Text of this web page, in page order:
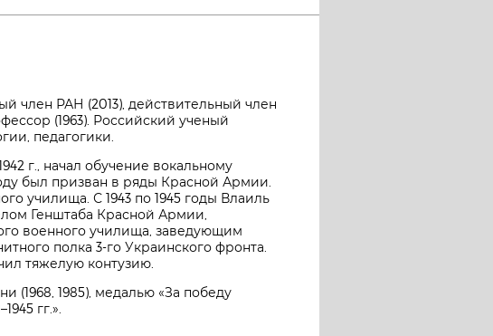
член РАН (2013), действительный член
(1963). Российский ученый
педагогики.
г., начал обучение вокальному
был призван в ряды Красной Армии.
училища. С 1943 по 1945 годы Влаиль
Генштаба Красной Армии,
военного училища, заведующим
полка 3-го Украинского фронта.
тяжелую контузию.
(1968, 1985), медалью «За победу
гг.».